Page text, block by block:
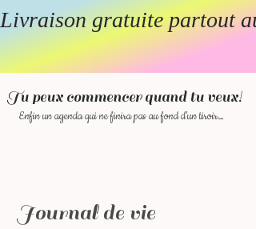
Tu peux commencer quand tu veux!
Enfin un agenda qui ne finira pas au fond d’un tiroir…
Livraison gratuite partout
Journal de vie